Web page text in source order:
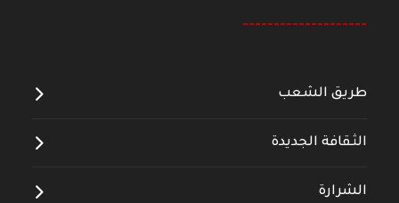
--------------------
طريق الشعب
الثقافة الجديدة
الشرارة